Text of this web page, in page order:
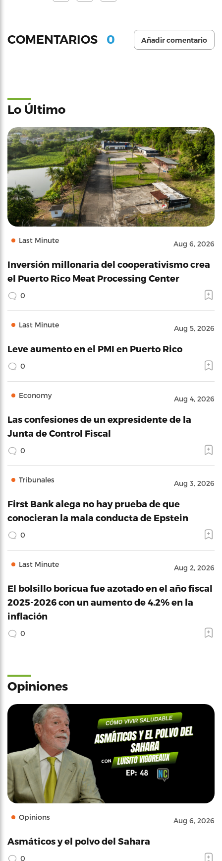
COMENTARIOS 0 Añadir comentario
Lo Último
Last Minute Aug 6, 2026
Inversión millonaria del cooperativismo crea
el Puerto Rico Meat Processing Center
0
Last Minute Aug 5, 2026
Leve aumento en el PMI en Puerto Rico
0
Economy Aug 4, 2026
Las confesiones de un expresidente de la
Junta de Control Fiscal
0
Tribunales Aug 3, 2026
First Bank alega no hay prueba de que
conocieran la mala conducta de Epstein
0
Last Minute Aug 2, 2026
El bolsillo boricua fue azotado en el año fiscal
2025-2026 con un aumento de 4.2% en la
inflación
0
Opiniones
Opinions Aug 6, 2026
Asmáticos y el polvo del Sahara
0